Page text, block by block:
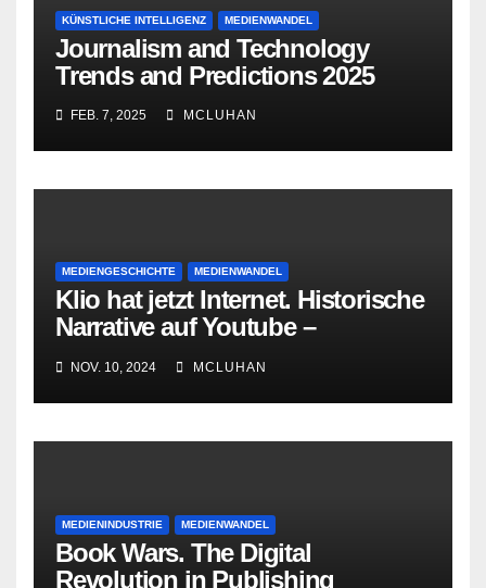
KÜNSTLICHE INTELLIGENZ MEDIENWANDEL
Journalism and Technology
Trends and Predictions 2025
FEB. 7, 2025 MCLUHAN
MEDIENGESCHICHTE MEDIENWANDEL
Klio hat jetzt Internet. Historische
Narrative auf Youtube –
Aushandlung
NOV. 10, 2024 MCLUHAN
MEDIENINDUSTRIE MEDIENWANDEL
Book Wars. The Digital
Revolution in Publishing